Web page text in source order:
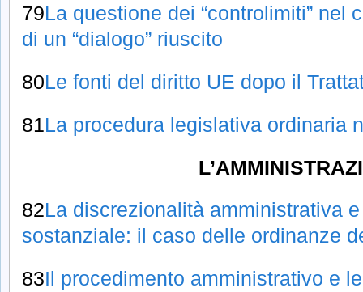
79La questione dei “controlimiti” nel
di un “dialogo” riuscito
80Le fonti del diritto UE dopo il
81La procedura legislativa ordinaria
82La discrezionalità amministrativa
sostanziale: il caso delle ordinanze
83Il procedimento amministrativo e